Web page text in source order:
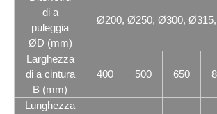
di a
puleggia
ØD (mm)
Ø200, Ø250, Ø300,
Larghezza
di a cintura
B (mm)
400 500 650
Lunghezza